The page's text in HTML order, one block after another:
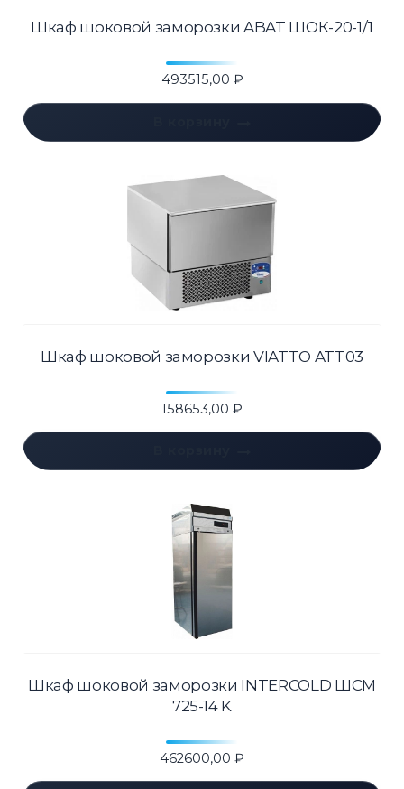
Шкаф шоковой заморозки ABAT ШОК-20-1/1
493515,00 ₽
Шкаф шоковой заморозки VIATTO ATT03
158653,00 ₽
Шкаф шоковой заморозки INTERCOLD ШСМ
725-14 K
462600,00 ₽